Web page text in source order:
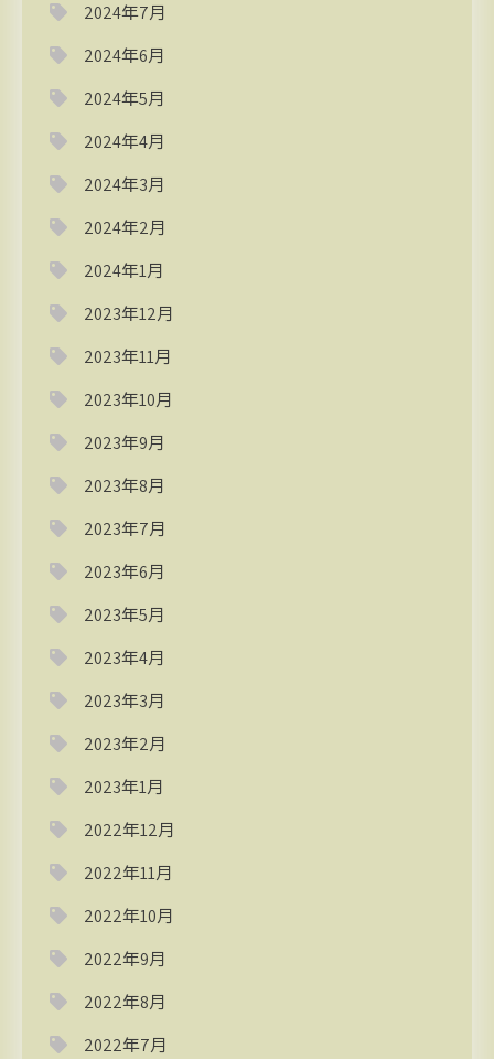
2024年7月
2024年6月
2024年5月
2024年4月
2024年3月
2024年2月
2024年1月
2023年12月
2023年11月
2023年10月
2023年9月
2023年8月
2023年7月
2023年6月
2023年5月
2023年4月
2023年3月
2023年2月
2023年1月
2022年12月
2022年11月
2022年10月
2022年9月
2022年8月
2022年7月